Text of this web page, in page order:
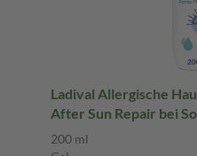
Ladival Allergische
After Sun Repair bei
Mallorca-Akne, kühlt
Sonne, spendet
200 ml